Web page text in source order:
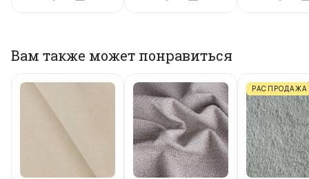
Вам также может понравиться
РАСПРОДАЖА